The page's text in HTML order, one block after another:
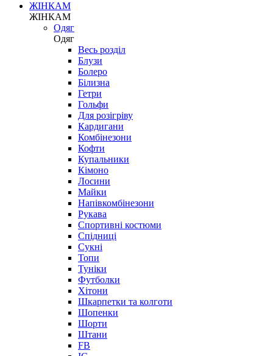
ЖІНКАМ
ЖІНКАМ
Одяг
Одяг
Весь розділ
Блузи
Болеро
Білизна
Гетри
Гольфи
Для розігріву
Кардигани
Комбінезони
Кофти
Купальники
Кімоно
Лосини
Майки
Напівкомбінезони
Рукава
Спортивні костюми
Спідниці
Сукні
Топи
Туніки
Футболки
Хітони
Шкарпетки та колготи
Шопенки
Шорти
Штани
FB